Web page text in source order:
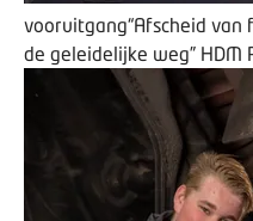
vooruitgang“Afscheid van
de geleidelijke weg” HDM